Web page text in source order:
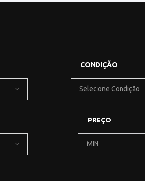
CONDIÇÃO
Selecione Condição
PREÇO